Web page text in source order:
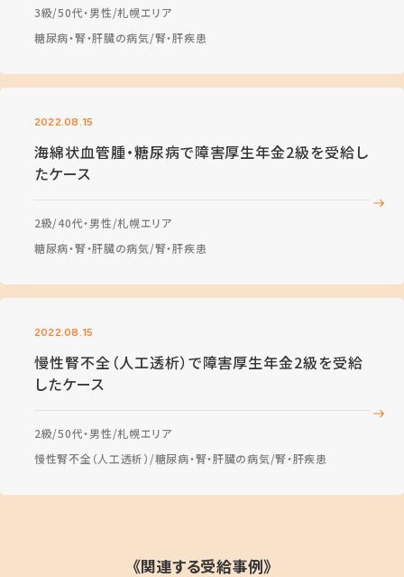
3級 50代・男性 札幌エリア
糖尿病・腎・肝臓の病気 腎・肝疾患
2022.08.15
海綿状血管腫・糖尿病で障害厚生年金2級を受給し
たケース
2級 40代・男性 札幌エリア
糖尿病・腎・肝臓の病気 腎・肝疾患
2022.08.15
慢性腎不全（人工透析）で障害厚生年金2級を受給
したケース
2級 50代・男性 札幌エリア
慢性腎不全（人工透析） 糖尿病・腎・肝臓の病気 腎・肝疾患
《関連する受給事例》